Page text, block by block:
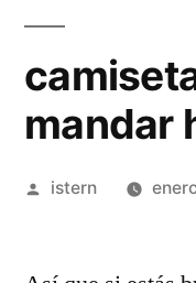
mandar
Publicado
istern